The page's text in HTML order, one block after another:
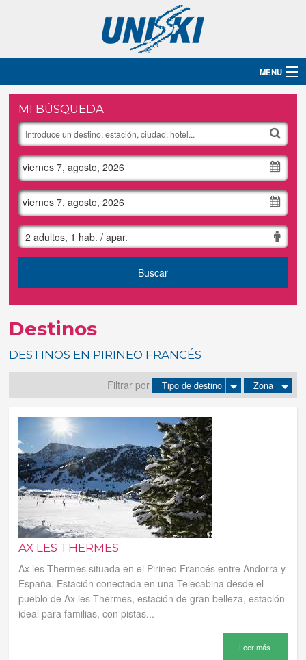
MENU
Inicio
Destinos
Hoteles
Grupos
Contacto
Tus reservas
Inicia sessión
MI BÚSQUEDA
viernes 7, agosto, 2026
viernes 7, agosto, 2026
2 adultos, 1 hab. / apar.
Buscar
Destinos
DESTINOS EN PIRINEO FRANCÉS
Filtrar por Tipo de destino Zona
AX LES THERMES
Ax les Thermes situada en el Pirineo Francés entre Andorra y
España. Estación conectada en una Telecabina desde el
pueblo de Ax les Thermes, estación de gran belleza, estación
ideal para familias, con pistas...
Leer más